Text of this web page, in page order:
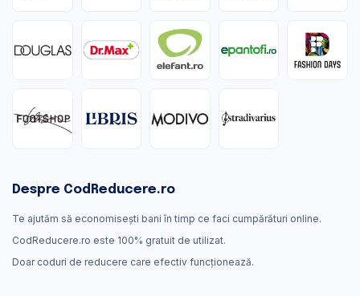
Despre CodReducere.ro
Te ajutăm să economisești bani în timp ce faci cumpărături online.
CodReducere.ro este 100% gratuit de utilizat.
Doar coduri de reducere care efectiv funcţionează.